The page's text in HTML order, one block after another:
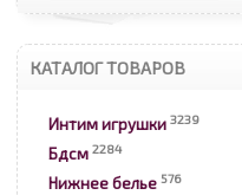
КАТАЛОГ ТОВАРОВ
Интим игрушки 3239
Бдсм 2284
Нижнее белье 576